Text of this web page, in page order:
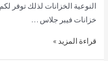
النوعية الخزانات لذلك توفر
خزانات فيبر جلاس …
قراءة المزيد »